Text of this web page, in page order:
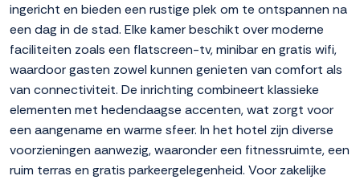
ingericht en bieden een rustige plek om te ontspannen na
een dag in de stad. Elke kamer beschikt over moderne
faciliteiten zoals een flatscreen-tv, minibar en gratis wifi,
waardoor gasten zowel kunnen genieten van comfort als
van connectiviteit. De inrichting combineert klassieke
elementen met hedendaagse accenten, wat zorgt voor
een aangename en warme sfeer. In het hotel zijn diverse
voorzieningen aanwezig, waaronder een fitnessruimte, een
ruim terras en gratis parkeergelegenheid. Voor zakelijke